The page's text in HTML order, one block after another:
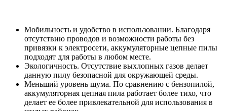
Мобильность и удобство в использовании. Благодаря
отсутствию проводов и возможности работы без
привязки к электросети, аккумуляторные цепные пилы
подходят для работы в любом месте.
Экологичность. Отсутствие выхлопных газов делает
данную пилу безопасной для окружающей среды.
Меньший уровень шума. По сравнению с бензопилой,
аккумуляторная цепная пила работает более тихо, что
делает ее более привлекательной для использования в